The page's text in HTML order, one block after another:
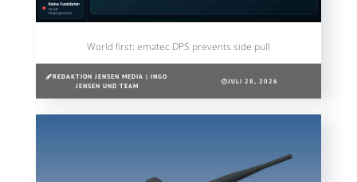
World first: ematec DPS prevents side pull
REDAKTION JENSEN MEDIA | INGO
JENSEN UND TEAM
JULI 28, 2026